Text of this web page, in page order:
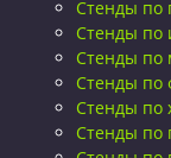
Стенды по
Стенды по
Стенды по
Стенды по
Стенды по
Стенды по